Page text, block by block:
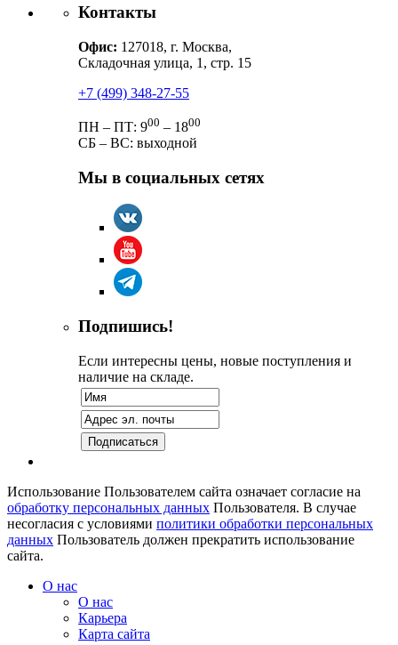
Контакты
Офис: 127018, г. Москва,
Складочная улица, 1, стр. 15
+7 (499) 348-27-55
ПН – ПТ: 900 – 1800
СБ – ВС: выходной
Мы в социальных сетях
Подпишись!
Если интересны цены, новые поступления и
наличие на складе.
Использование Пользователем сайта означает согласие на
обработку персональных данных Пользователя. В случае
несогласия с условиями политики обработки персональных
данных Пользователь должен прекратить использование
сайта.
О нас
О нас
Карьера
Карта сайта